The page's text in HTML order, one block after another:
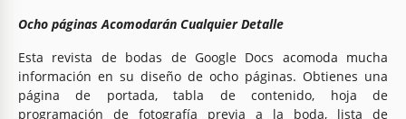
Ocho páginas Acomodarán Cualquier Detalle
Esta revista de bodas de Google Docs acomoda mucha
información en su diseño de ocho páginas. Obtienes una
página de portada, tabla de contenido, hoja de
programación de fotografía previa a la boda, lista de